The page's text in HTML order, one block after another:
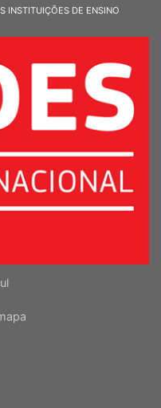
INSTITUIÇÕES DE ENSINO